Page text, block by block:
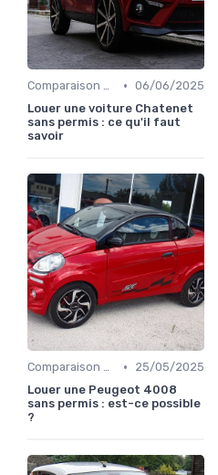
Comparaison des Modèles • 06/06/2025
Louer une voiture Chatenet
sans permis : ce qu'il faut
savoir
Comparaison des Modèles •
25/05/2025
Louer une Peugeot 4008
sans permis : est-ce possible
?